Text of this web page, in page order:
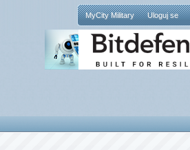
MyCity Military Uloguj se